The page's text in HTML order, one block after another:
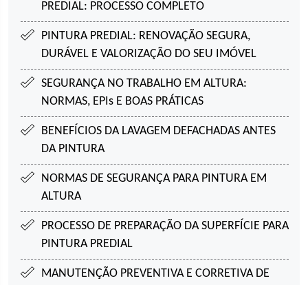
PREDIAL: PROCESSO COMPLETO
PINTURA PREDIAL: RENOVAÇÃO SEGURA,
DURÁVEL E VALORIZAÇÃO DO SEU IMÓVEL
SEGURANÇA NO TRABALHO EM ALTURA:
NORMAS, EPIs E BOAS PRÁTICAS
BENEFÍCIOS DA LAVAGEM DEFACHADAS ANTES
DA PINTURA
NORMAS DE SEGURANÇA PARA PINTURA EM
ALTURA
PROCESSO DE PREPARAÇÃO DA SUPERFÍCIE PARA
PINTURA PREDIAL
MANUTENÇÃO PREVENTIVA E CORRETIVA DE